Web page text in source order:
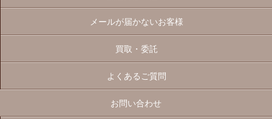
メールが届かないお客様
買取・委託
よくあるご質問
お問い合わせ